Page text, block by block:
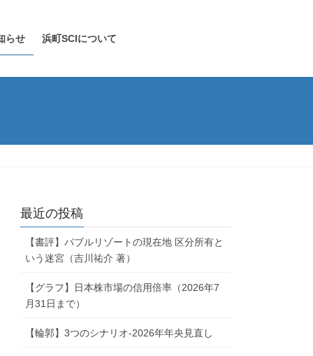
らせ 浜町SCIについて
最近の投稿
【書評】バブルリゾートの現在地 区分所有と
いう迷宮（吉川祐介 著）
【グラフ】日本株市場の信用倍率（2026年7
月31日まで）
【輪郭】3つのシナリオ-2026年年央見直し